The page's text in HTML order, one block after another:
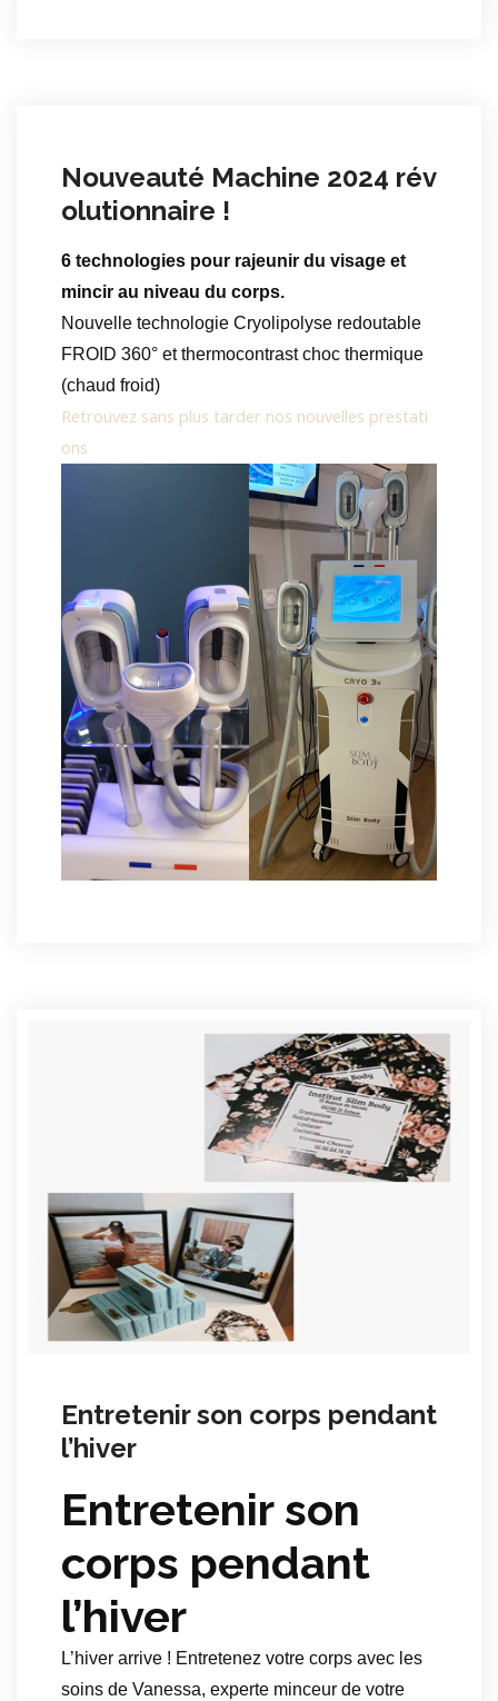
Nouveauté Machine 2024 rév
olutionnaire !
6 technologies pour rajeunir du visage et
mincir au niveau du corps.
Nouvelle technologie Cryolipolyse redoutable
FROID 360° et thermocontrast choc thermique
(chaud froid)
Retrouvez sans plus tarder nos nouvelles prestati
ons
Entretenir son corps pendant
l’hiver
Entretenir son
corps pendant
l’hiver
L’hiver arrive ! Entretenez votre corps avec les
soins de Vanessa, experte minceur de votre